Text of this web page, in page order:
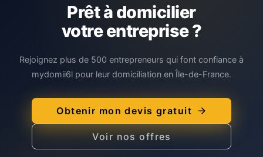
Prêt à domicilier
votre entreprise ?
Rejoignez plus de 500 entrepreneurs qui font confiance à
mydomii6l pour leur domiciliation en Île-de-France.
Obtenir mon devis gratuit
Voir nos offres